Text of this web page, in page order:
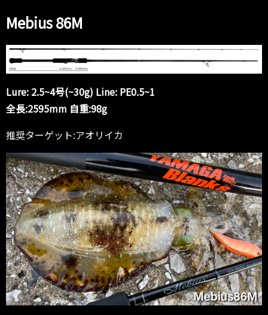
Mebius 86M
Lure: 2.5~4号(~30g) Line: PE0.5~1
全長:2595mm 自重:98g
推奨ターゲット:アオリイカ